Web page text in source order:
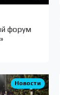
форум
Новости